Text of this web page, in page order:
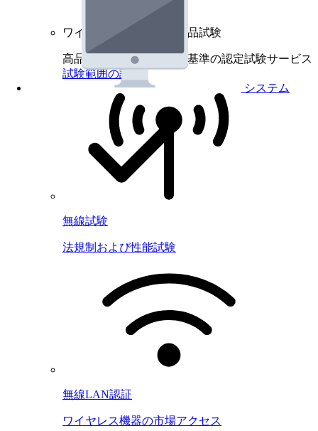
システム
ワイヤレスデバイスの製品試験
高品質規格に基づく国際基準の認定試験サービス
試験範囲の詳細
無線試験
法規制および性能試験
無線LAN認証
ワイヤレス機器の市場アクセス